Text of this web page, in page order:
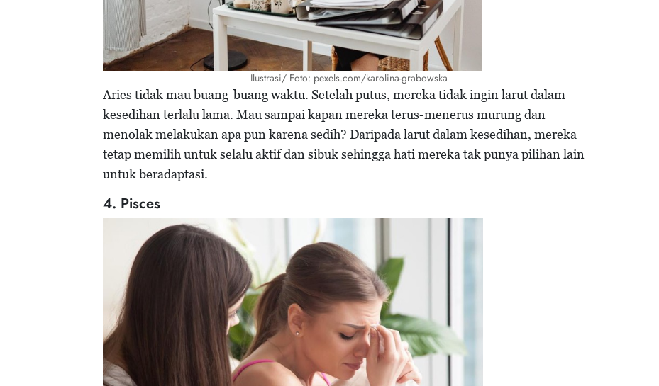
Ilustrasi/ Foto: pexels.com/karolina-grabowska
Aries tidak mau buang-buang waktu. Setelah putus, mereka tidak ingin larut dalam
kesedihan terlalu lama. Mau sampai kapan mereka terus-menerus murung dan
menolak melakukan apa pun karena sedih? Daripada larut dalam kesedihan, mereka
tetap memilih untuk selalu aktif dan sibuk sehingga hati mereka tak punya pilihan lain
untuk beradaptasi.
4. Pisces